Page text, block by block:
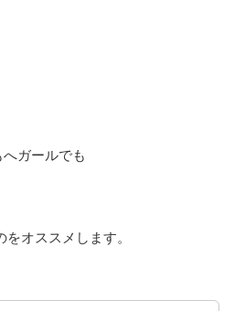
ガールでも
オススメします。